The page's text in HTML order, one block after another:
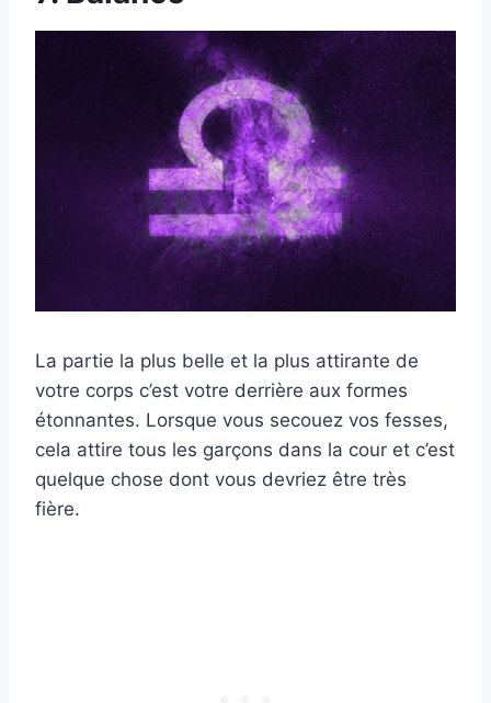
La partie la plus belle et la plus attirante de
votre corps c’est votre derrière aux formes
étonnantes. Lorsque vous secouez vos fesses,
cela attire tous les garçons dans la cour et c’est
quelque chose dont vous devriez être très
fière.